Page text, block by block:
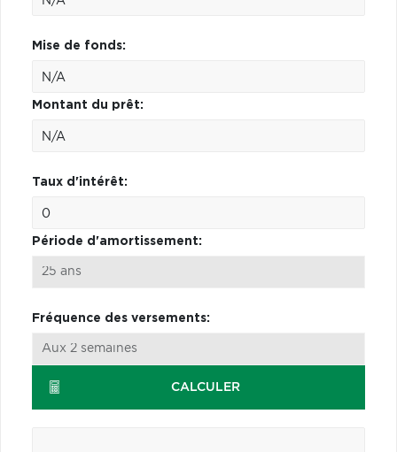
Mise de fonds:
Montant du prêt:
Taux d'intérêt:
Période d'amortissement:
Fréquence des versements:
CALCULER